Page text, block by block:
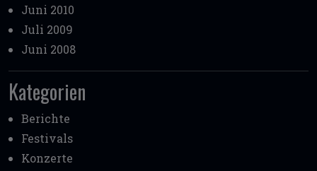
Juni 2010
Juli 2009
Juni 2008
Kategorien
Berichte
Festivals
Konzerte